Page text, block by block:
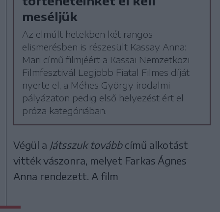
meséljük
Az elmúlt hetekben két rangos
elismerésben is részesült Kassay Anna:
Mari című filmjéért a Kassai Nemzetközi
Filmfesztivál Legjobb Fiatal Filmes díját
nyerte el, a Méhes György irodalmi
pályázaton pedig első helyezést ért el
próza kategóriában.
Végül a Játsszuk továbbcímű alkotást
vitték vászonra, melyet Farkas Ágnes
Anna rendezett. A film